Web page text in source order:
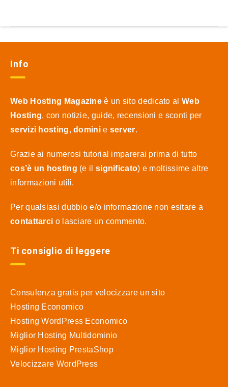
Info
Web Hosting Magazine è un sito dedicato al Web
Hosting, con notizie, guide, recensioni e sconti per
servizi hosting,dominie server.
Grazie ai numerosi tutorial imparerai prima di tutto
cos’è un hosting (e il significato) e moltissime altre
informazioni utili.
Per qualsiasi dubbio e/o informazione non esitare a
contattarci o lasciare un commento.
Ti consiglio di leggere
Consulenza gratis per velocizzare un sito
Hosting Economico
Hosting WordPress Economico
Miglior Hosting Multidominio
Miglior Hosting PrestaShop
Velocizzare WordPress